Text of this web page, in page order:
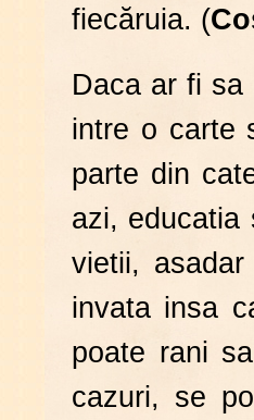
fiecăruia. (
Daca ar fi sa
intre o carte
parte din
azi, educatia
vietii,
invata insa
poate rani
cazuri, se